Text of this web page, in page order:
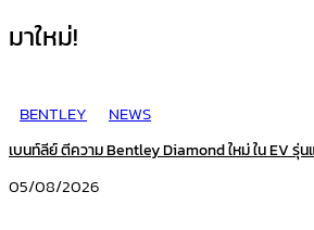
มาใหม่!
BENTLEY NEWS
เบนท์ลีย์ ตีความ Bentley Diamond ใหม่ ใน EV รุ่
05/08/2026